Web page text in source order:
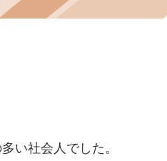
い社会人でした。